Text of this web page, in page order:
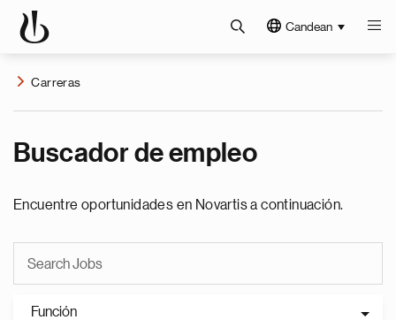
Candean
Carreras
Buscador de empleo
Encuentre oportunidades en Novartis a continuación.
Función